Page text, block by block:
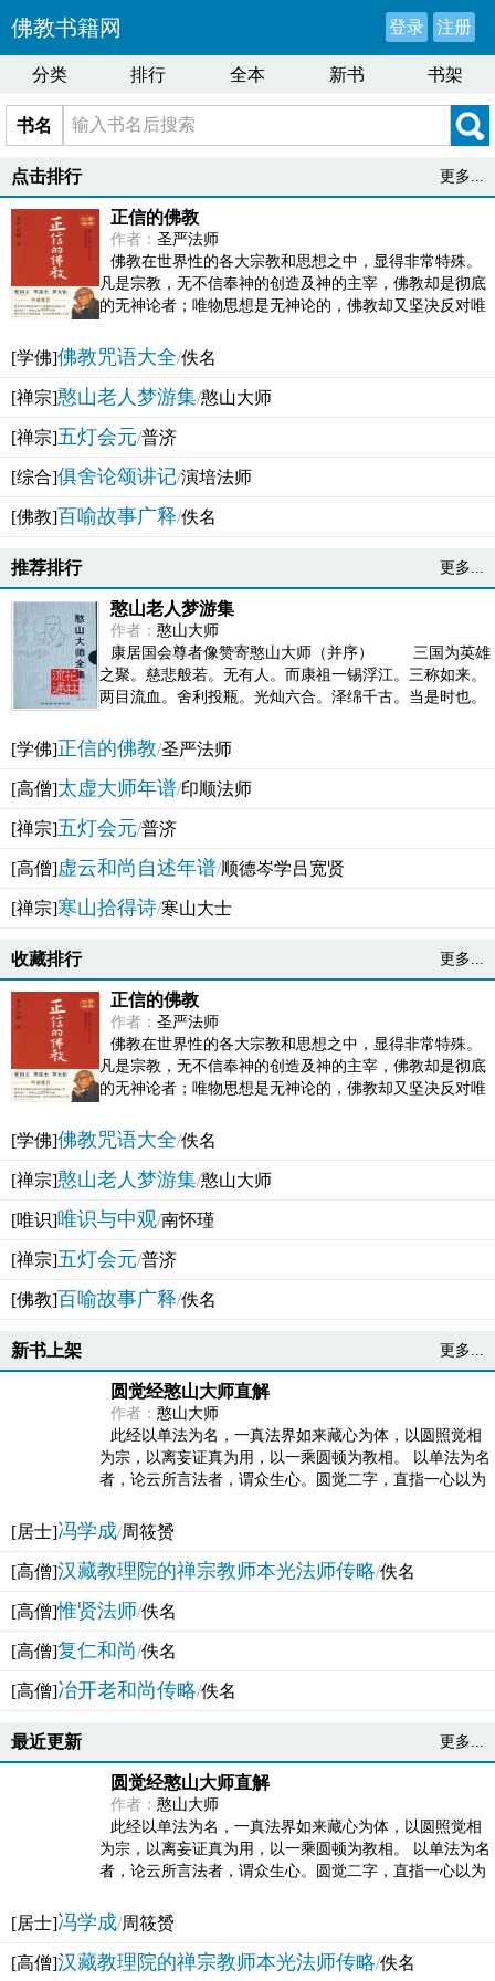
佛教书籍网 登录 注册
分类 排行 全本 新书 书架
书名
点击排行 更多...
正信的佛教
作者： 圣严法师
佛教在世界性的各大宗教和思想之中，显得非常特殊。
凡是宗教，无不信奉神的创造及神的主宰，佛教却是彻底
的无神论者；唯物思想是无神论的，佛教却又坚决反对唯
[学佛]佛教咒语大全/佚名
[禅宗]憨山老人梦游集/憨山大师
[禅宗]五灯会元/普济
[综合]俱舍论颂讲记/演培法师
[佛教]百喻故事广释/佚名
推荐排行 更多...
憨山老人梦游集
作者： 憨山大师
康居国会尊者像赞寄憨山大师（并序） 三国为英雄
之聚。慈悲般若。无有人。而康祖一锡浮江。三称如来。
两目流血。舍利投瓶。光灿六合。泽绵千古。当是时也。
[学佛]正信的佛教/圣严法师
[高僧]太虚大师年谱/印顺法师
[禅宗]五灯会元/普济
[高僧]虚云和尚自述年谱/顺德岑学吕宽贤
[禅宗]寒山拾得诗/寒山大士
收藏排行 更多...
正信的佛教
作者： 圣严法师
佛教在世界性的各大宗教和思想之中，显得非常特殊。
凡是宗教，无不信奉神的创造及神的主宰，佛教却是彻底
的无神论者；唯物思想是无神论的，佛教却又坚决反对唯
[学佛]佛教咒语大全/佚名
[禅宗]憨山老人梦游集/憨山大师
[唯识]唯识与中观/南怀瑾
[禅宗]五灯会元/普济
[佛教]百喻故事广释/佚名
新书上架 更多...
圆觉经憨山大师直解
作者： 憨山大师
此经以单法为名，一真法界如来藏心为体，以圆照觉相
为宗，以离妄证真为用，以一乘圆顿为教相。 以单法为名
者，论云所言法者，谓众生心。圆觉二字，直指一心以为
[居士]冯学成/周筱赟
[高僧]汉藏教理院的禅宗教师本光法师传略/佚名
[高僧]惟贤法师/佚名
[高僧]复仁和尚/佚名
[高僧]冶开老和尚传略/佚名
最近更新 更多...
圆觉经憨山大师直解
作者： 憨山大师
此经以单法为名，一真法界如来藏心为体，以圆照觉相
为宗，以离妄证真为用，以一乘圆顿为教相。 以单法为名
者，论云所言法者，谓众生心。圆觉二字，直指一心以为
[居士]冯学成/周筱赟
[高僧]汉藏教理院的禅宗教师本光法师传略/佚名